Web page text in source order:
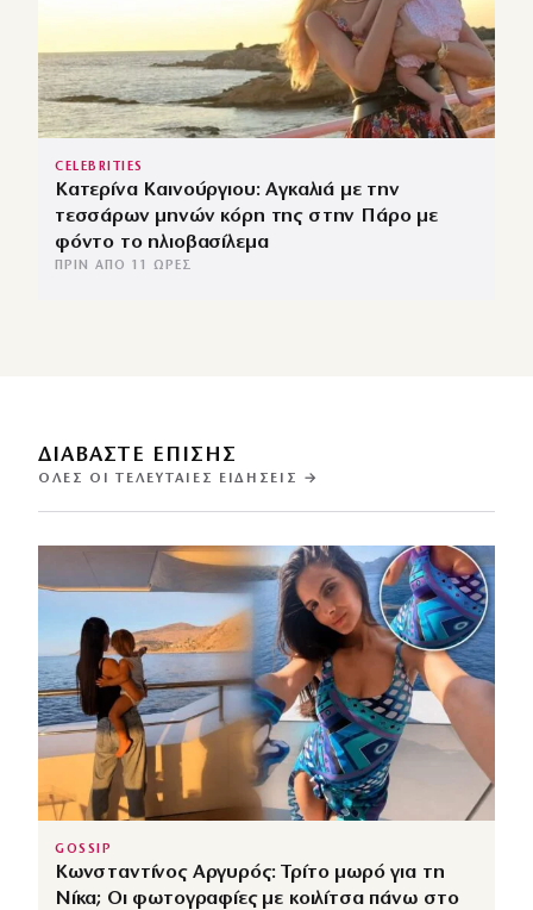
CELEBRITIES
Κατερίνα Καινούργιου: Αγκαλιά με την
τεσσάρων μηνών κόρη της στην Πάρο με
φόντο το ηλιοβασίλεμα
ΠΡΙΝ ΑΠΌ 11 ΏΡΕΣ
ΔΙΑΒΑΣΤΕ ΕΠΙΣΗΣ
ΌΛΕΣ ΟΙ ΤΕΛΕΥΤΑΊΕΣ ΕΙΔΉΣΕΙΣ →
GOSSIP
Κωνσταντίνος Αργυρός: Τρίτο μωρό για τη
Νίκα; Οι φωτογραφίες με κοιλίτσα πάνω στο